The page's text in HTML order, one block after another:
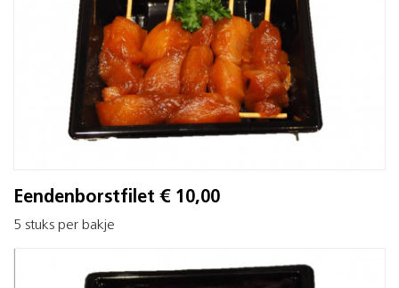
Eendenborstfilet € 10,00
5 stuks per bakje